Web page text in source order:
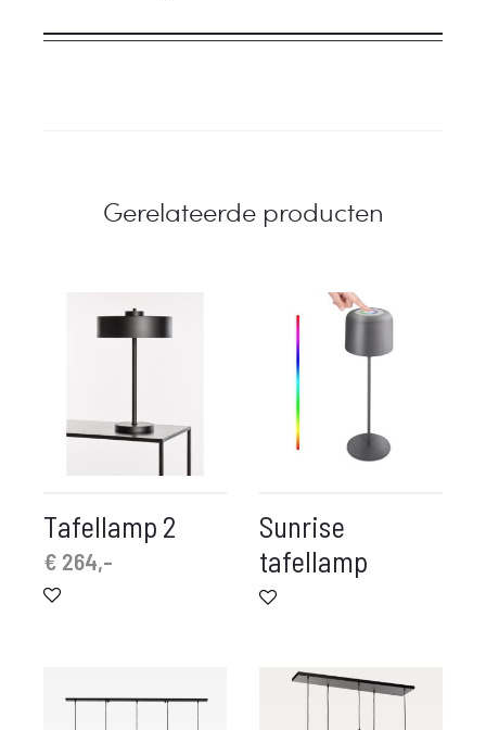
Gerelateerde producten
Tafellamp 2
€ 264,-
Sunrise
tafellamp